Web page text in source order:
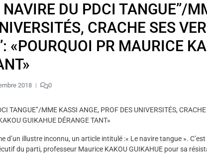
NAVIRE DU PDCI TANGUE’’/
CRACHE SES
«POURQUOI PR MAURICE
2018 0
TANGUE’’/MME KASSI ANGE, PROF DES UNIVERSITÉS, CRACHE
GUIKAHUE DÉRANGE TANT»
d’un illustre inconnu, un article intitulé :« Le navire tangue ».
du parti, professeur Maurice KAKOU GUIKAHUE pour sa